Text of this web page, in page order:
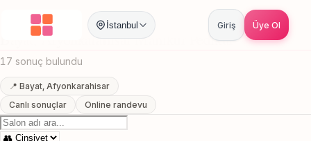
İstanbul Giriş Üye Ol
Anasayfa / Afyonkarahisar Bayat Manikur Pedikur
Bayat, Afyonkarahisar Manikur Pedikur
17 sonuç bulundu
📍 Bayat, Afyonkarahisar
Canlı sonuçlar
Online randevu